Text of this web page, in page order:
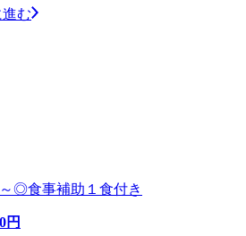
む
◎食事補助１食付き
円